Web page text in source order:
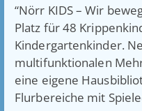
“Nörr KIDS – Wir
Platz für 48
Kindergartenkinder.
multifunktionalen
eine eigene
Flurbereiche mit